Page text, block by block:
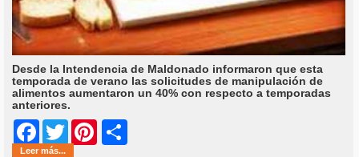
Desde la Intendencia de Maldonado informaron que esta
temporada de verano las solicitudes de manipulación de
alimentos aumentaron un 40% con respecto a temporadas
anteriores.
Facebook
Twitter Pinterest
Leer más...